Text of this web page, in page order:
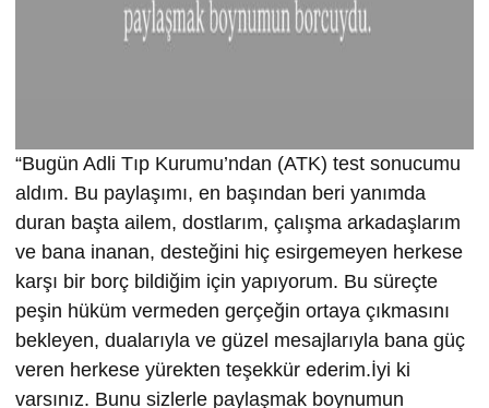
“Bugün Adli Tıp Kurumu’ndan (ATK) test sonucumu
aldım. Bu paylaşımı, en başından beri yanımda
duran başta ailem, dostlarım, çalışma arkadaşlarım
ve bana inanan, desteğini hiç esirgemeyen herkese
karşı bir borç bildiğim için yapıyorum. Bu süreçte
peşin hüküm vermeden gerçeğin ortaya çıkmasını
bekleyen, dualarıyla ve güzel mesajlarıyla bana güç
veren herkese yürekten teşekkür ederim.İyi ki
varsınız. Bunu sizlerle paylaşmak boynumun